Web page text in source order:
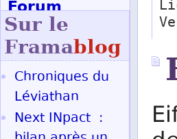
Forum
Participer
Sur le
Framablog
Chroniques du
Léviathan
Next INpact :